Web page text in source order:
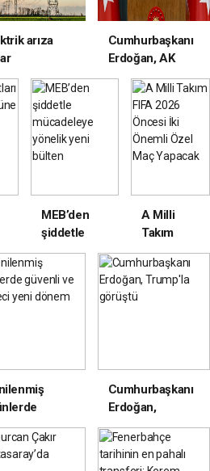
zekasında
yeni
dönem
başlatıyor
arıza
e-
açıldı
Cumhurbaşkanı
Erdoğan, AK
Parti MYK’ya
başkanlık
edecek
MEB’den
şiddetle
mücadeleye
yönelik yeni
bülten
A Milli
Takım
FIFA 2026
Öncesi İki
Önemli
ve
yeni
Cumhurbaşkanı
Erdoğan,
Trump'la
görüştü